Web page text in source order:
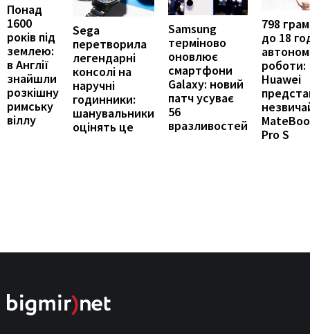
Понад
1600
років під
землею:
в Англії
знайшли
розкішну
римську
віллу
Sega
перетворила
легендарні
консолі на
наручні
годинники:
шанувальники
оцінять це
Samsung
терміново
оновлює
смартфони
Galaxy: новий
патч усуває
56
вразливостей
798
до 18
роботи:
Huawei
Pro S